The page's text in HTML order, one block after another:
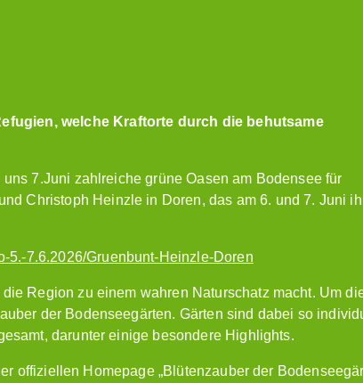
welche Kraftorte durch die behutsame
7.Juni zahlreiche grüne Oasen am Bodensee für
Christoph Heinzle in Doren, das am 6. und 7. Juni
5.-7.6.2026/Gruenbunt-Heinzle-Doren
Region zu einem wahren Naturschatz macht. Um
der Bodenseegärten. Gärten sind dabei so
darunter einige besondere Highlights.
offiziellen Homepage „Blütenzauber der